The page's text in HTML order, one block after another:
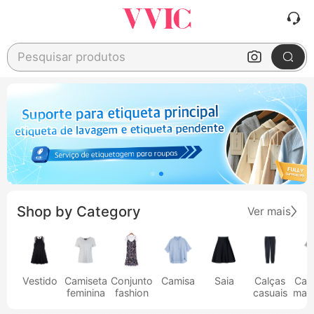
Pesquisar produtos
Shop by Category Ver mais
Vestido
Camiseta
feminina
Conjunto
fashion
Camisa Saia
Calças
casuais